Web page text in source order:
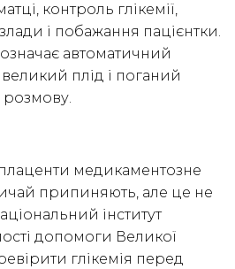
контроль глікемії,
і побажання пацієнтки.
автоматичний
плід і поганий
розмову.
медикаментозне
припиняють, але це не
інститут
допомоги Великої
глікемія перед